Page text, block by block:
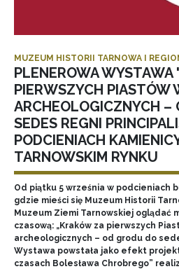
MUZEUM HISTORII TARNOWA I
PLENEROWA WYSTAWA
PIERWSZYCH PIASTÓW
ARCHEOLOGICZNYCH –
SEDES REGNI
PODCIENIACH
TARNOWSKIM RYNKU
Od piątku 5 września w podcieniach
gdzie mieści się Muzeum Historii
Muzeum Ziemi Tarnowskiej oglądać
czasową: „Kraków za pierwszych
archeologicznych – od grodu do
Wystawa powstała jako efekt
czasach Bolesława Chrobrego”